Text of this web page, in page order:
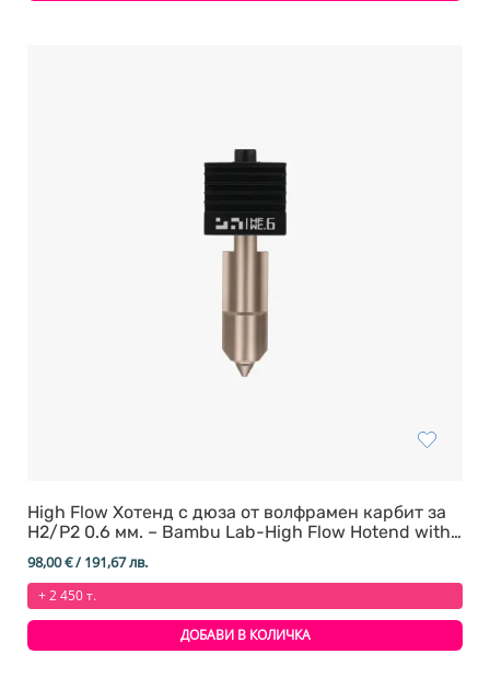
High Flow Хотенд с дюза от волфрамен карбит за
H2/P2 0.6 мм. – Bambu Lab-High Flow Hotend with
tungsten carbide nozzle
98,00€/ 191,67 лв.
+ 2 450 т.
ДОБАВИ В КОЛИЧКА